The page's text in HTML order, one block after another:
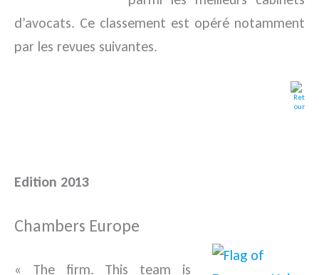
d’avocats. Ce classement est opéré notamment
par les revues suivantes.
Edition 2013
Chambers Europe
« The firm. This team is